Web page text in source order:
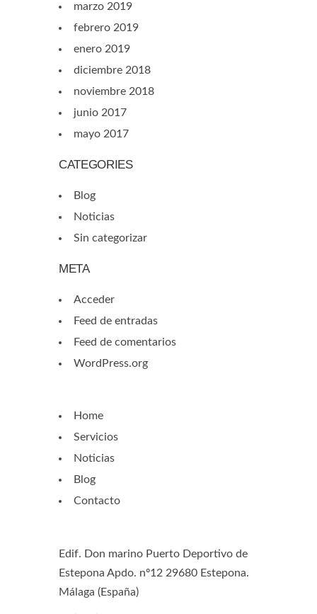
marzo 2019
febrero 2019
enero 2019
diciembre 2018
noviembre 2018
junio 2017
mayo 2017
CATEGORIES
Blog
Noticias
Sin categorizar
META
Acceder
Feed de entradas
Feed de comentarios
WordPress.org
Home
Servicios
Noticias
Blog
Contacto
Edif. Don marino Puerto Deportivo de
Estepona Apdo. nº12 29680 Estepona.
Málaga (España)